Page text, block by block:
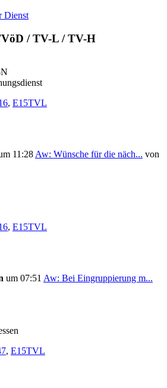
Dienst
/ TV-L / TV-H
, E15TVL
11:28 Aw: Wünsche für die näch... von
, E15TVL
um 07:51 Aw: Bei Eingruppierung m...
, E15TVL